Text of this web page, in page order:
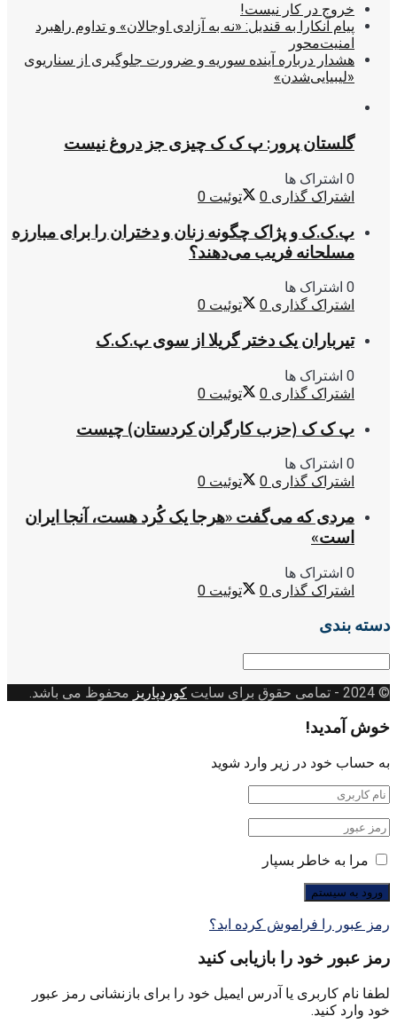
خروج در کار نیست!
پیام آنکارا به قندیل: «نه به آزادی اوجالان» و تداوم راهبرد
امنیت‌محور
هشدار درباره آینده سوریه و ضرورت جلوگیری از سناریوی
«لیبیایی‌شدن»
گلستان پرور: پ ک ک چیزی جز دروغ نیست
0 اشتراک ها
اشتراک گذاری 0 توئیت 0
پ.ک.ک و پژاک چگونه زنان و دختران را برای مبارزه
مسلحانه فریب می‌دهند؟
0 اشتراک ها
اشتراک گذاری 0 توئیت 0
تیرباران یک دختر گریلا از سوی پ.ک.ک
0 اشتراک ها
اشتراک گذاری 0 توئیت 0
پ ک ک (حزب کارگران کردستان) چیست
0 اشتراک ها
اشتراک گذاری 0 توئیت 0
مردی که می‌گفت «هرجا یک کُرد هست، آنجا ایران
است»
0 اشتراک ها
اشتراک گذاری 0 توئیت 0
دسته بندی
دسته
© 2024
- تمامی حقوق برای سایت کوردپاریز محفوظ می باشد.
خوش آمدید!
به حساب خود در زیر وارد شوید
مرا به خاطر بسپار
رمز عبور را فراموش کرده اید؟
رمز عبور خود را بازیابی کنید
لطفا نام کاربری یا آدرس ایمیل خود را برای بازنشانی رمز عبور
خود وارد کنید.